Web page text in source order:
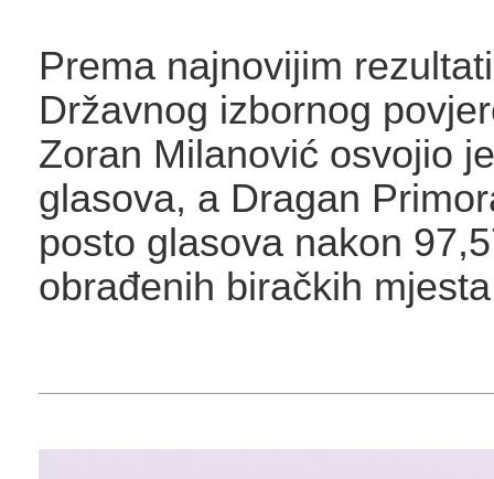
Prema najnovijim
Državnog izbornog
Zoran Milanović osvojio
glasova, a Dragan
posto glasova nakon
obrađenih biračkih